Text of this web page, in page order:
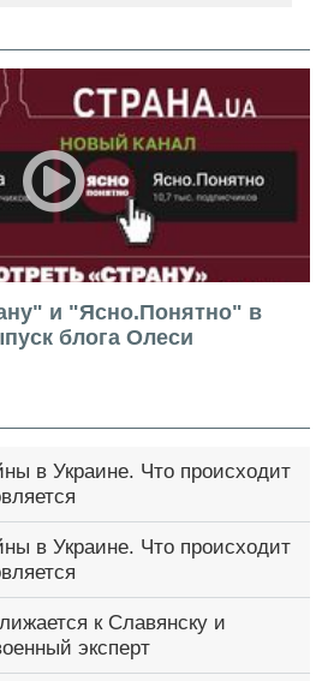
и "Ясно.Понятно" в
блога Олеси
в Украине. Что происходит
в Украине. Что происходит
к Славянску и
эксперт